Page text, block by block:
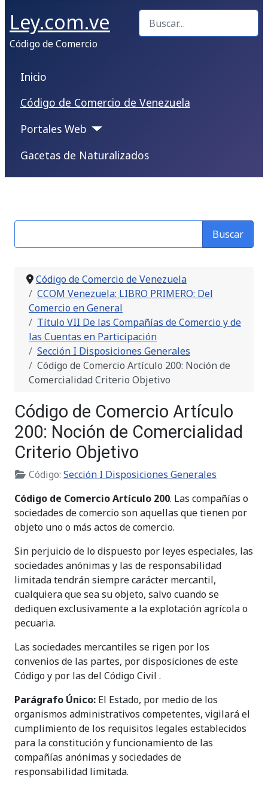
Ley.com.ve
Código de Comercio
Buscar
Inicio
Código de Comercio de Venezuela
Portales Web
Gacetas de Naturalizados
Buscar
Código de Comercio de Venezuela
CCOM Venezuela: LIBRO PRIMERO: Del
Comercio en General
Título VII De las Compañías de Comercio y de
las Cuentas en Participación
Sección I Disposiciones Generales
Código de Comercio Artículo 200: Noción de
Comercialidad Criterio Objetivo
Código de Comercio Artículo
200: Noción de Comercialidad
Criterio Objetivo
Código: Sección I Disposiciones Generales
Código de Comercio Artículo 200. Las compañías o
sociedades de comercio son aquellas que tienen por
objeto uno o más actos de comercio.
Sin perjuicio de lo dispuesto por leyes especiales, las
sociedades anónimas y las de responsabilidad
limitada tendrán siempre carácter mercantil,
cualquiera que sea su objeto, salvo cuando se
dediquen exclusivamente a la explotación agrícola o
pecuaria.
Las sociedades mercantiles se rigen por los
convenios de las partes, por disposiciones de este
Código y por las del Código Civil .
Parágrafo Único: El Estado, por medio de los
organismos administrativos competentes, vigilará el
cumplimiento de los requisitos legales establecidos
para la constitución y funcionamiento de las
compañías anónimas y sociedades de
responsabilidad limitada.